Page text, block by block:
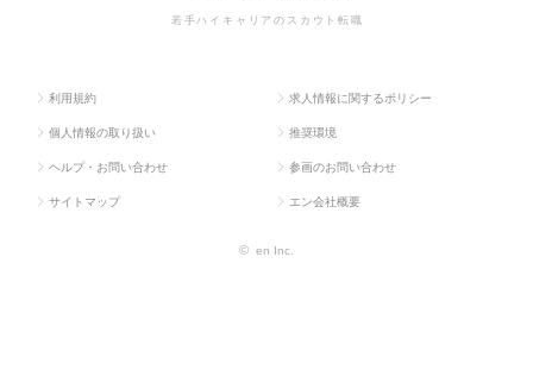
若手ハイキャリアのスカウト転職
利用規約 求人情報に関するポリシー
個人情報の取り扱い 推奨環境
ヘルプ・お問い合わせ 参画のお問い合わせ
サイトマップ エン会社概要
© en Inc.